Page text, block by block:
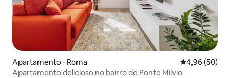
Apartamento ⋅ Roma 4,96 de uma
4,96 (50)
Apartamento delicioso no bairro de Ponte Milvio